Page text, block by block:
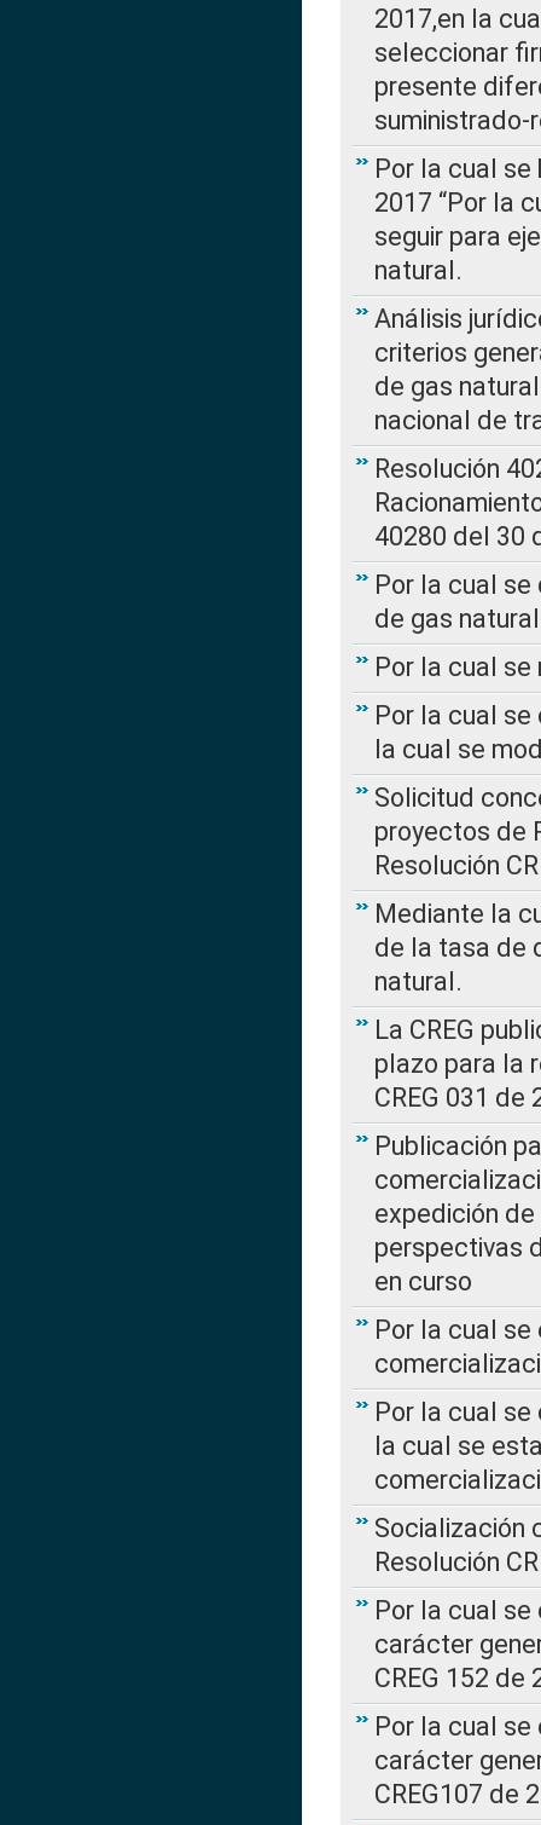
2017,en la
seleccionar
presente
Por la cual se
2017 “Por la
seguir para
natural.
Análisis
criterios
de gas
nacional de
Resolución
40280 del 30
Por la cual
de gas natural
Por la cual se
Por la cual se
la cual se
Solicitud
proyectos de
Resolución
Mediante la
de la tasa de
natural.
La CREG
plazo para la
CREG 031 de
Publicación
expedición de
perspectivas
en curso
Por la cual
Por la cual se
la cual se
Socialización
Resolución
Por la cual
carácter
CREG 152 de
Por la cual
carácter
CREG107 de